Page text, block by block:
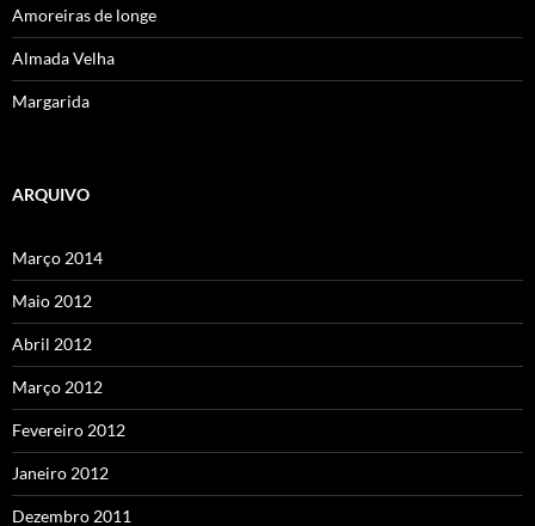
Amoreiras de longe
Almada Velha
Margarida
ARQUIVO
Março 2014
Maio 2012
Abril 2012
Março 2012
Fevereiro 2012
Janeiro 2012
Dezembro 2011